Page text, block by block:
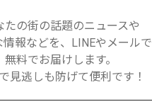
たの街の話題のニュースや
情報などを、LINEやメールで
無料でお届けします。
見逃しも防げて便利です！